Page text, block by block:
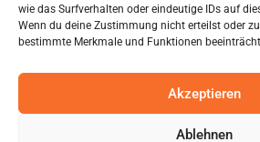
wie das Surfverhalten oder eindeutige IDs auf
Wenn du deine Zustimmung nicht erteilst oder
bestimmte Merkmale und Funktionen
Akzeptieren
Ablehnen
© Am Turm 2024 . All rights reserved.